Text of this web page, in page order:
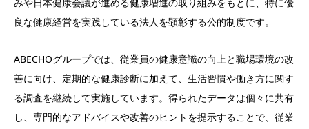
良な健康経営を実践している法人を顕彰する公的制度です。
ABECHOグループでは、従業員の健康意識の向上と職場環境の改
善に向け、定期的な健康診断に加えて、生活習慣や働き方に関す
る調査を継続して実施しています。得られたデータは個々に共有
し、専門的なアドバイスや改善のヒントを提示することで、従業